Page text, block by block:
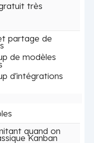
très
partage de
de modèles
d'intégrations
quand on
Kanban